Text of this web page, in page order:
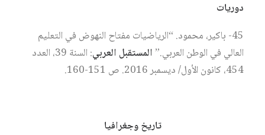
دوريات
45- باكير، محمود. “الرياضيات مفتاح النهوض في التعليم
العالي في الوطن العربي.”المستقبل العربي
: السنة 39، العدد
454، كانون الأول/ ديسمبر 2016. ص 151-160.
تاريخ وجغرافيا